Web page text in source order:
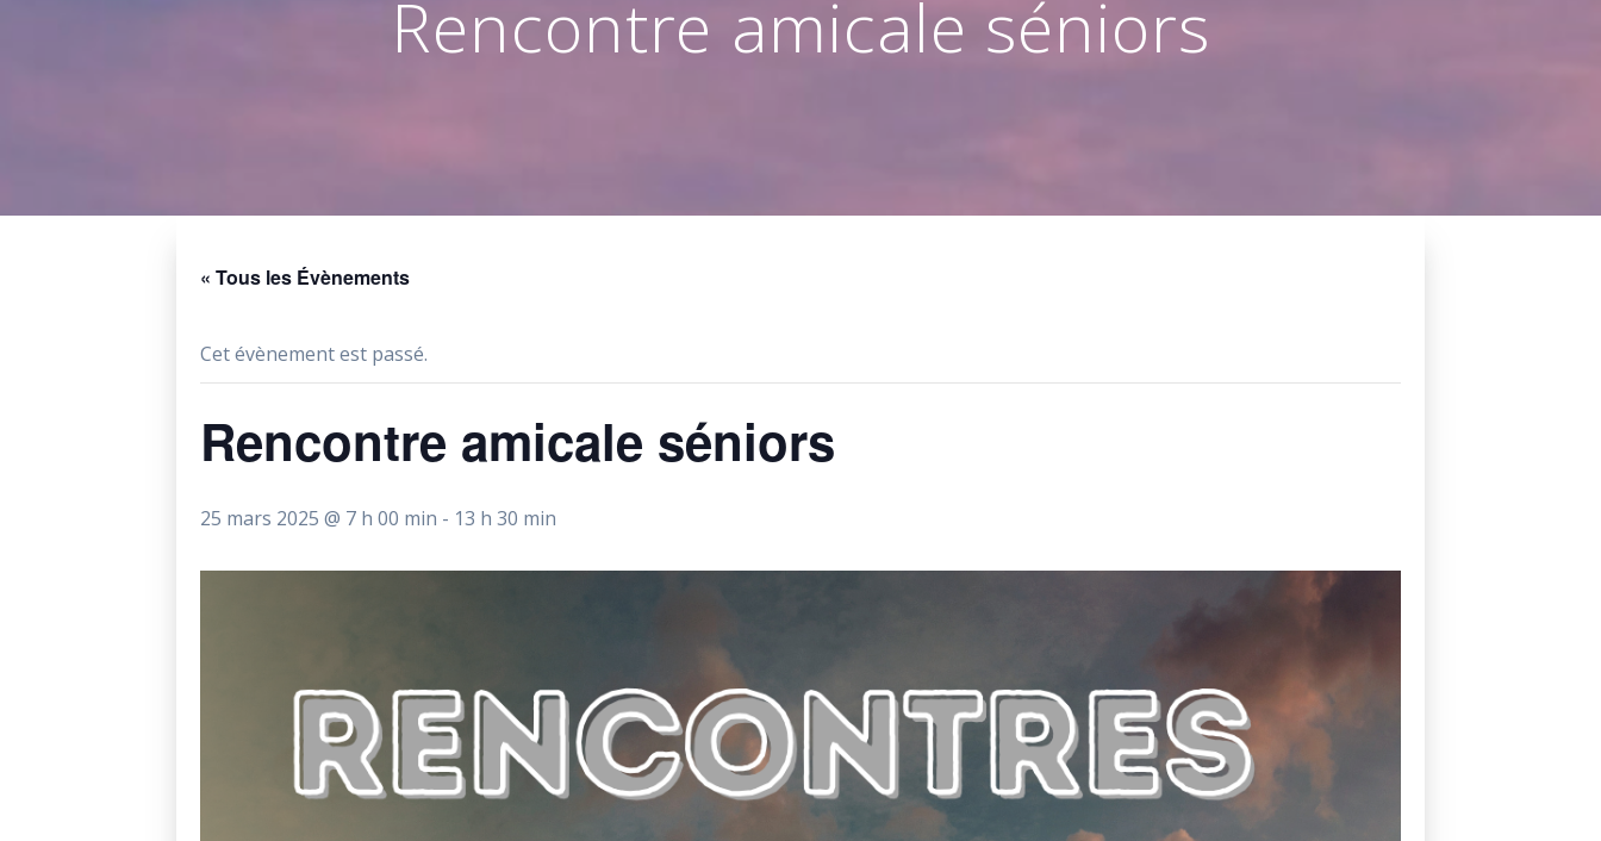
Rencontre amicale séniors
« Tous les Évènements
Cet évènement est passé.
Rencontre amicale séniors
25 mars 2025 @ 7 h 00 min - 13 h 30 min